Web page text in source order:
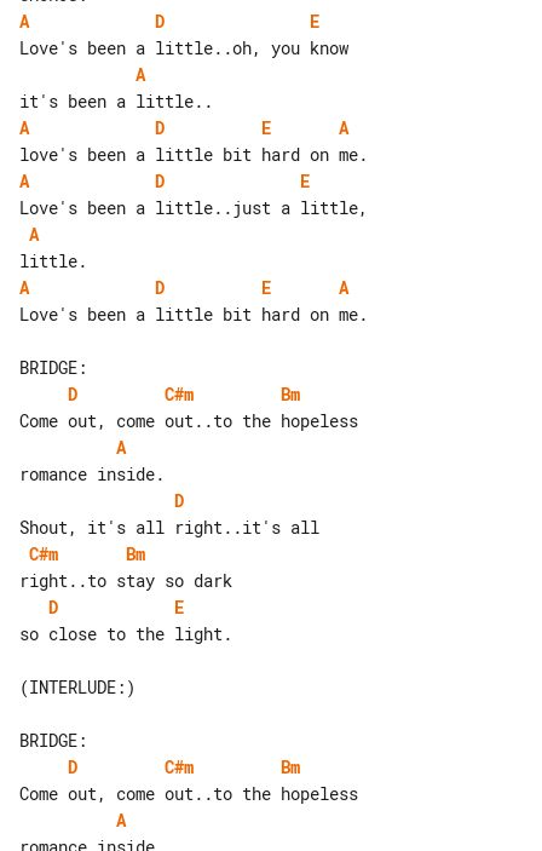
A
D
E
A
A
D E
A
A
D
E
A
A
D E
A
Love's been a little bit hard on me.
D
C#m
Bm
A
D
C#m
Bm
D
E
so close to the light.
(INTERLUDE:)
D
C#m
Bm
A